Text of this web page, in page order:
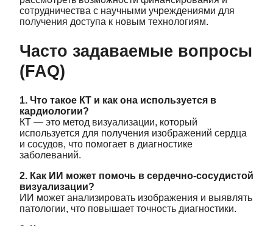
сотрудничества с научными учреждениями для
получения доступа к новым технологиям.
Часто задаваемые вопросы
(FAQ)
1. Что такое КТ и как она используется в
кардиологии?
КТ — это метод визуализации, который
используется для получения изображений сердца
и сосудов, что помогает в диагностике
заболеваний.
2. Как ИИ может помочь в сердечно-сосудистой
визуализации?
ИИ может анализировать изображения и выявлять
патологии, что повышает точность диагностики.